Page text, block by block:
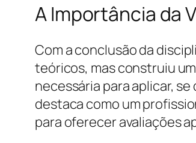
A Importância da
Com a conclusão da
teóricos, mas construiu
necessária para aplicar,
destaca como um
para oferecer avaliações